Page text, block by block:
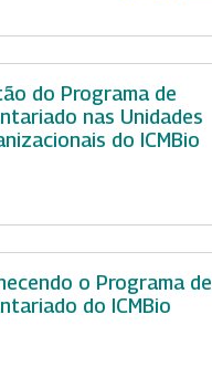
do Programa de
nas Unidades
do ICMBio
o Programa de
do ICMBio